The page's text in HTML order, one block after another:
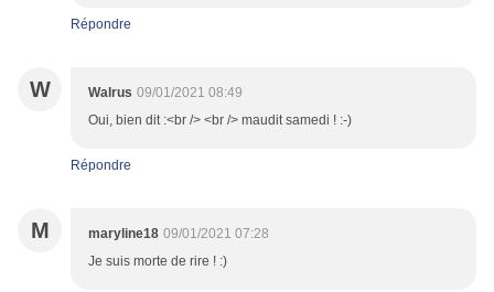
Répondre
W Walrus 09/01/2021 08:49
Oui, bien dit :<br /> <br /> maudit samedi ! :-)
Répondre
M maryline18 09/01/2021 07:28
Je suis morte de rire ! :)